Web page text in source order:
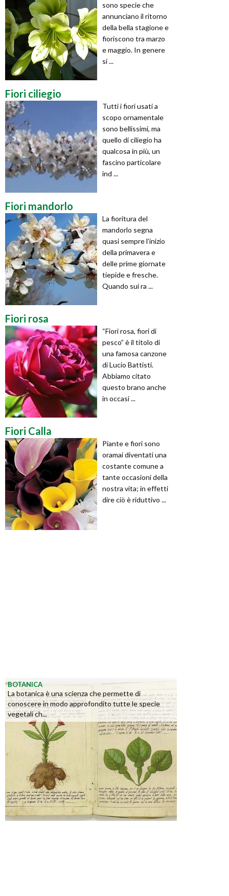
sono specie che
annunciano il ritorno
della bella stagione e
fioriscono tra marzo
e maggio. In genere
si ...
Fiori ciliegio
Tutti i fiori usati a
scopo ornamentale
sono bellissimi, ma
quello di ciliegio ha
qualcosa in più, un
fascino particolare
ind ...
Fiori mandorlo
La fioritura del
mandorlo segna
quasi sempre l’inizio
della primavera e
delle prime giornate
tiepide e fresche.
Quando sui ra ...
Fiori rosa
“Fiori rosa, fiori di
pesco” è il titolo di
una famosa canzone
di Lucio Battisti.
Abbiamo citato
questo brano anche
in occasi ...
Fiori Calla
Piante e fiori sono
oramai diventati una
costante comune a
tante occasioni della
nostra vita; in effetti
dire ciò è riduttivo ...
BOTANICA
La botanica è una scienza che permette di
conoscere in modo approfondito tutte le specie
vegetali ch...